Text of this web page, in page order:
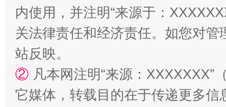
内使用，并注明“来源于：
关法律责任和经济责任。如您对
站反映。
② 凡本网注明“来源：
它媒体，转载目的在于传递更多